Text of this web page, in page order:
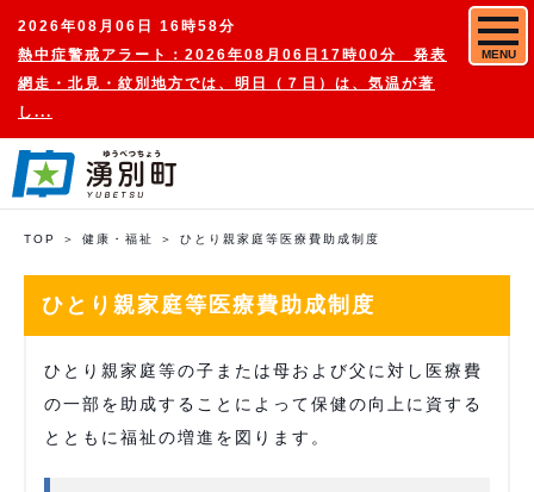
2026年08月06日 16時58分
熱中症警戒アラート：2026年08月06日17時00分 発表
網走・北見・紋別地方では、明日（７日）は、気温が著
し...
MENU
TOP 健康・福祉 ひとり親家庭等医療費助成制度
ひとり親家庭等医療費助成制度
ひとり親家庭等の子または母および父に対し医療費
の一部を助成することによって保健の向上に資する
とともに福祉の増進を図ります。